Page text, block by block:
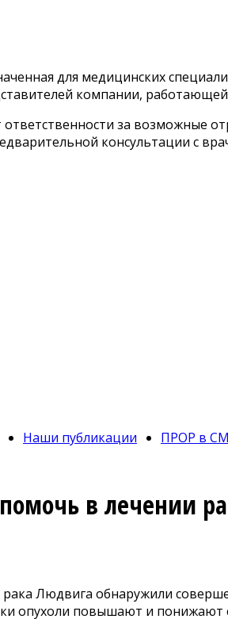
для медицинских
компании,
за возможные
консультации с
Наши публикации ПРОР в
в лечении
рака Людвига обнаружили
опухоли повышают и понижают